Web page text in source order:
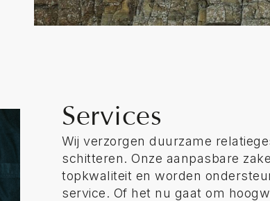
Services
Wij verzorgen duurzame
schitteren. Onze aanpasbare
topkwaliteit en worden
service. Of het nu gaat om